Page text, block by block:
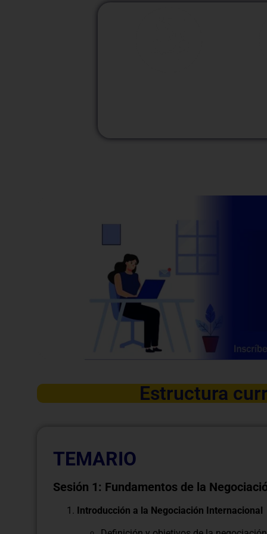
Estructura
TEMARIO
Sesión 1: Fundamentos de la
Introducción a la Negociación Internacional